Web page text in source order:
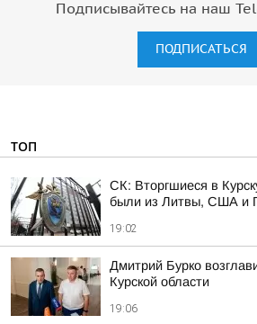
Подписывайтесь на наш
ПОДПИСАТЬСЯ
ТОП
СК: Вторгшиеся в
были из Литвы, США и
19:02
Дмитрий Бурко
Курской области
19:06